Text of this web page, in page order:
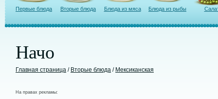
Первые блюда Вторые блюда Блюда из мяса Блюда из рыбы
Начо
Главная страница / Вторые блюда / Мексиканская
На правах рекламы: